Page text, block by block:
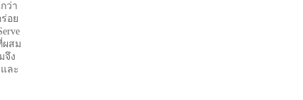
ว่า
อย
ผสม
จึง
ละ